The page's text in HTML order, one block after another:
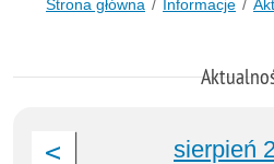
Strona główna Informacje
sierpień